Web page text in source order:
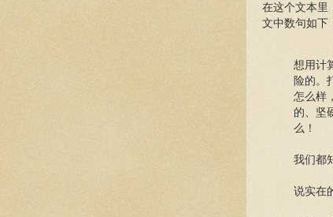
在这个文本里
文中数句如下
想用计
险的。
怎么样
的、坚
么！
我们都
说实在